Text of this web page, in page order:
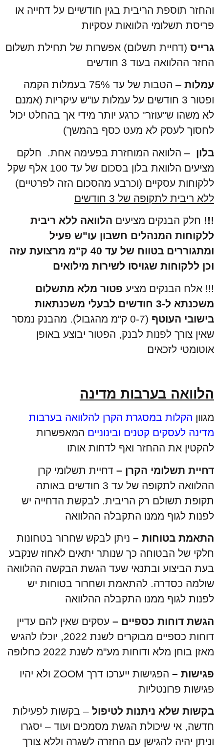
והחזר תוספת הריבית בגין חודשיים על דחייה או
פריסת תשלומי הלוואות עסקיות
גרייס (דחיית תשלום) אפשרות של תחילת תשלום
החזר ההלוואה בעוד 3 חודשים
עמלות
– הטבות של עד 75% בעמלות הקמה
ופטור 3 חודשים על עמלות עו"ש עיקריות (אמנם
לא משהו ש"עוזר" כרגע יותר מידי אך בהחלט יכול
לחסוך לעסק לא מעט כסף בהמשך)
בלון – הלוואה המוחזרת בפעימה אחת. חלקם
מציעים הלוואת בלון בסכום של עד 100 אלף שקל
ללקוחות עסקיים (וכרבע מהסכום הזה לפרטיים)
ללא ריבית לתקופה של 3 חודשים
!!! חלק הבנקים מציעים הלוואה ללא ריבית
ללקוחות המנהלים חשבון עו"ש פעיל
ומתגוררים בטווח של עד 40 ק"מ מרצועת עזה
וכן ללקוחות שגויסו לשירות מילואים
!!! אלח הבנקים מציע פטור מלא מתשלום
משכנתא ל-3 חודשים לבעלי משכנתאות
בישובי העוטף
(0-7 ק"מ מהגבול). מהבנק נמסר
שאין צורך לפנות לבנק, הפטור יבוצע באופן
אוטומטי לזכאים
הלוואה בערבות מדינה
מגוון הקלות במסגרת הקרן להלוואה בערבות
מדינה לעסקים קטנים ובינוניים המאפשרות
להקטין את ההחזר ואף לדחות אותו
דחיית תשלומי הקרן – דחיית תשלומי קרן
ההלוואה לתקופה של עד 3 חודשים באותה
תקופת תשולם רק הריבית. לבקשת הדחייה יש
לפנות לגוף ממנו התקבלה ההלוואה
התאמת בטוחות – ניתן לבקש שחרור בטחונות
חלקי של הבטוחה כך שנותר יתאים לאחוז שנקבע
בעת הביצוע ובתנאי שעד הגשת הבקשה ההלוואה
שולמה כסדרה. להתאמת ושחרור בטוחות יש
לפנות לגוף ממנו התקבלה ההלוואה
הגשת דוחות כספיים – עסקים שאין להם עדיין
דוחות כספיים מבוקרים לשנת 2022, יוכלו להגיש
מאזן בוחן מלא ודוחות מע"מ לשנת 2022 כחלופה
פגישות –
הפגישות ייערכו דרך ZOOM ולא יהיו
פגישות פרונטליות
בקשות שלא ניתנות לטיפול – בקשות לפעילות
חדשה, אי שיכולת הגשת מסמכים ועוד – יסגרו
וניתן יהיה להגישן עם החזרה לשגרה וללא צורך